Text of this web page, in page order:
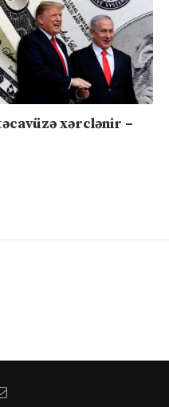
xərclənir –